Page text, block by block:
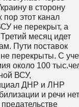
в сторону
этот канал
не перекрыт, а
месяц идет
Пути поставок
перекрыты. С
около 100
ВСУ,
ДНР и ЛНР
и речи